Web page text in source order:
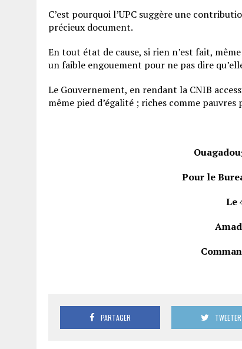
C’est pourquoi l’UPC suggère une
précieux document.
En tout état de cause, si rien n’est fait,
un faible engouement pour ne pas dire
Le Gouvernement, en rendant la CNIB
même pied d’égalité ; riches comme
Pour le
Le
PARTAGER TWEETER